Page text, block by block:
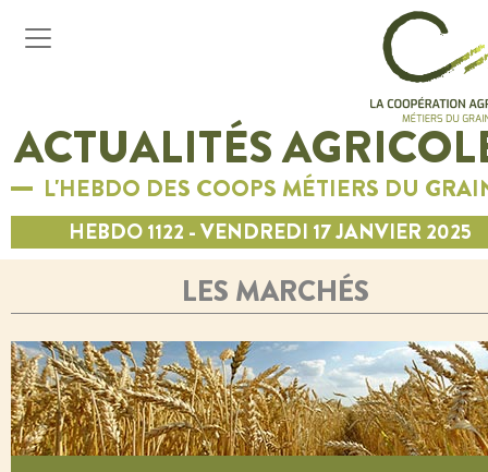
ACTUALITÉS
L'HEBDO DES COOPS MÉTIERS DU
HEBDO 1122 - VENDREDI 17 JANVIER 2025
LES MARCHÉS